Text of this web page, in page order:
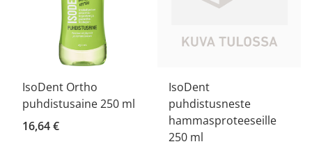
IsoDent Ortho
puhdistusaine 250 ml
16,64 €
IsoDent
puhdistusneste
hammasproteeseille
250 ml